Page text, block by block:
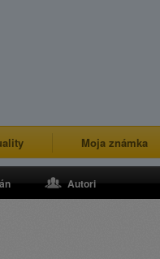
Moja známka
Autori